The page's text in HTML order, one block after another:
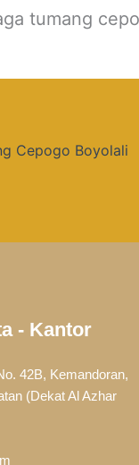
tumang
Cepogo Boyolali
- Kantor
42B, Kemandoran,
(Dekat Al Azhar